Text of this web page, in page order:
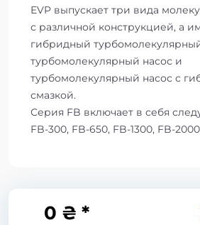
EVP выпускает три вида
с различной конструкцией, а
гибридный
турбомолекулярный насос и
турбомолекулярный насос с
смазкой.
Серия FB включает в себя
FB-300, FB-650, FB-1300, FB-
0 ₴ *